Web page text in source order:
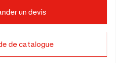
un devis
de catalogue